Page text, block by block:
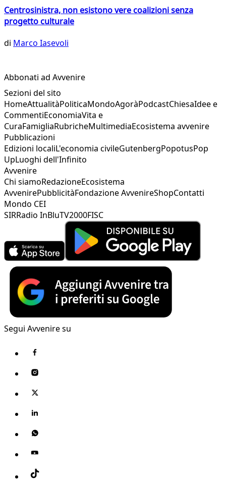
Centrosinistra, non esistono vere coalizioni senza
progetto culturale
di Marco Iasevoli
Abbonati ad Avvenire
Sezioni del sito
HomeAttualitàPoliticaMondoAgoràPodcastChiesaIdee e
CommentiEconomiaVita e
CuraFamigliaRubricheMultimediaEcosistema avvenire
Pubblicazioni
Edizioni localiL'economia civileGutenbergPopotusPop
UpLuoghi dell'Infinito
Avvenire
Chi siamoRedazioneEcosistema
AvvenirePubblicitàFondazione AvvenireShopContatti
Mondo CEI
SIRRadio InBluTV2000FISC
Segui Avvenire su